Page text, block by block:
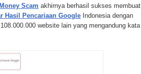
Scam akhirnya berhasil sukses membuat
Hasil Pencariaan Google Indonesia dengan
website lain yang mengandung kata